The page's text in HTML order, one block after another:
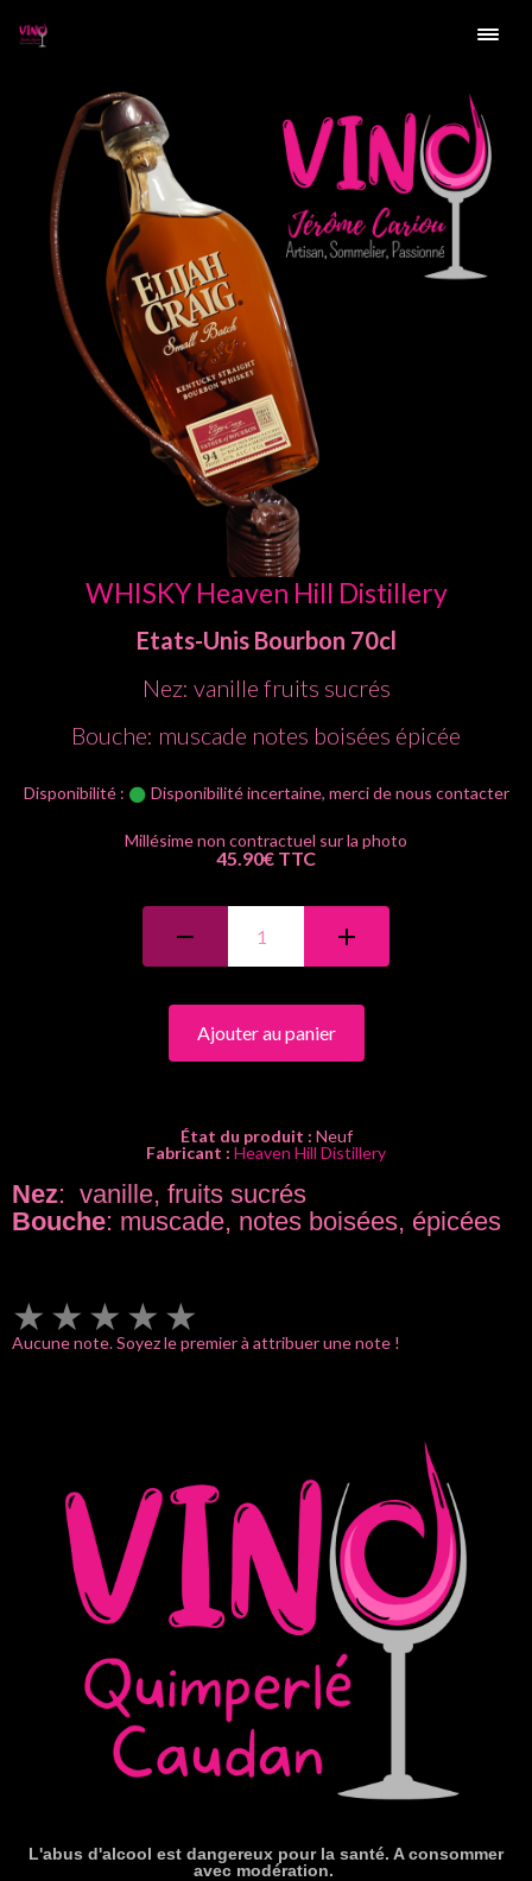
WHISKY Heaven Hill Distillery
Etats-Unis Bourbon 70cl
Nez: vanille fruits sucrés
Bouche: muscade notes boisées épicée
Disponibilité : Disponibilité incertaine, merci de nous contacter
45.90€ TTC
Ajouter au panier
État du produit : Neuf
Fabricant : Heaven Hill Distillery
Nez: vanille, fruits sucrés
Bouche: muscade, notes boisées, épicées
★ ★ ★ ★ ★
Aucune note. Soyez le premier à attribuer une note !
L'abus d'alcool est dangereux pour la santé. A consommer
avec modération.